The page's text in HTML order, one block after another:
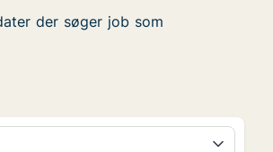
der søger job som